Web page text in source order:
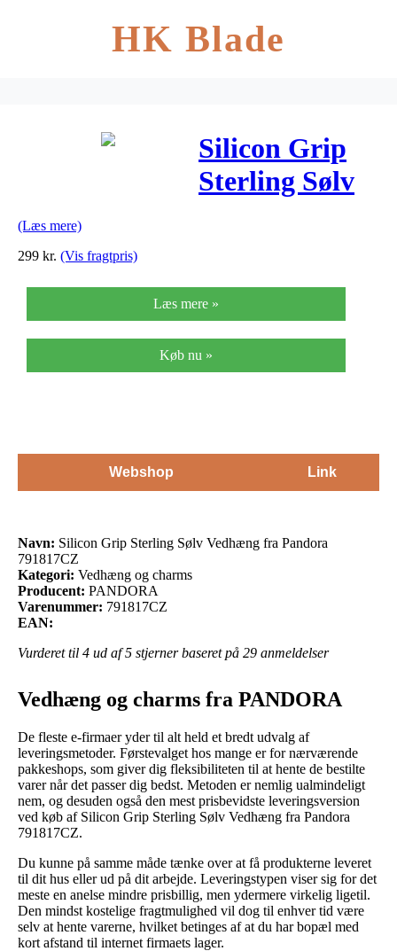
HK Blade
Silicon Grip
Sterling Sølv
791817CZ
(Læs mere)
299 kr. (Vis fragtpris)
Læs mere »
Køb nu »
Webshop Link
Navn: Silicon Grip Sterling Sølv Vedhæng fra Pandora
791817CZ
Kategori: Vedhæng og charms
Producent: PANDORA
Varenummer: 791817CZ
EAN:
Vurderet til 4 ud af 5 stjerner baseret på 29 anmeldelser
Vedhæng og charms fra PANDORA
De fleste e-firmaer yder til alt held et bredt udvalg af
leveringsmetoder. Førstevalget hos mange er for nærværende
pakkeshops, som giver dig fleksibiliteten til at hente de bestilte
varer når det passer dig bedst. Metoden er nemlig ualmindeligt
nem, og desuden også den mest prisbevidste leveringsversion
ved køb af Silicon Grip Sterling Sølv Vedhæng fra Pandora
791817CZ.
Du kunne på samme måde tænke over at få produkterne leveret
til dit hus eller ud på dit arbejde. Leveringstypen viser sig for det
meste en anelse mindre prisbillig, men ydermere virkelig ligetil.
Den mindst kostelige fragtmulighed vil dog til enhver tid være
selv at hente varerne, hvilket betinges af at du har bopæl med
kort afstand til internet firmaets lager.